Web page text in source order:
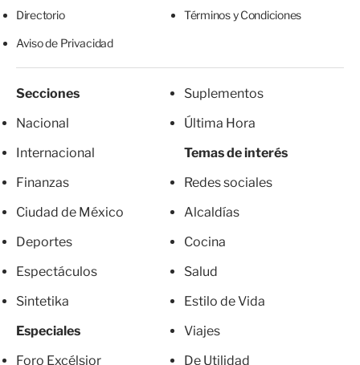
Directorio Términos y Condiciones
Aviso de Privacidad
Secciones
Nacional
Internacional
Finanzas
Ciudad de México
Deportes
Espectáculos
Sintetika
Especiales
Foro Excélsior
Suplementos
Última Hora
Temas de interés
Redes sociales
Alcaldías
Cocina
Salud
Estilo de Vida
Viajes
De Utilidad